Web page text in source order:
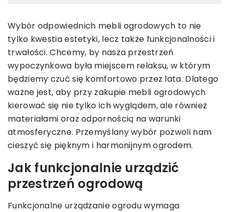
Wybór odpowiednich mebli ogrodowych to nie
tylko kwestia estetyki, lecz także funkcjonalności i
trwałości. Chcemy, by nasza przestrzeń
wypoczynkowa była miejscem relaksu, w którym
będziemy czuć się komfortowo przez lata. Dlatego
ważne jest, aby przy zakupie mebli ogrodowych
kierować się nie tylko ich wyglądem, ale również
materiałami oraz odpornością na warunki
atmosferyczne. Przemyślany wybór pozwoli nam
cieszyć się pięknym i harmonijnym ogrodem.
Jak funkcjonalnie urządzić
przestrzeń ogrodową
Funkcjonalne urządzanie ogrodu wymaga